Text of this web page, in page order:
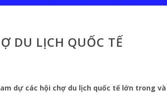
DU LỊCH QUỐC TẾ
dự các hội chợ du lịch quốc tế lớn trong và